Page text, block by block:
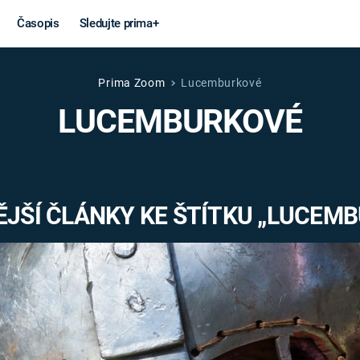
Časopis Sledujte prima+
Věda a
technika
MARS
Války
VÁLEČNÉ
Záhady a
Prima Zoom Lucemburkové
LUCEMBURKOVÉ
ČLÁNKY KE ŠTÍTKU